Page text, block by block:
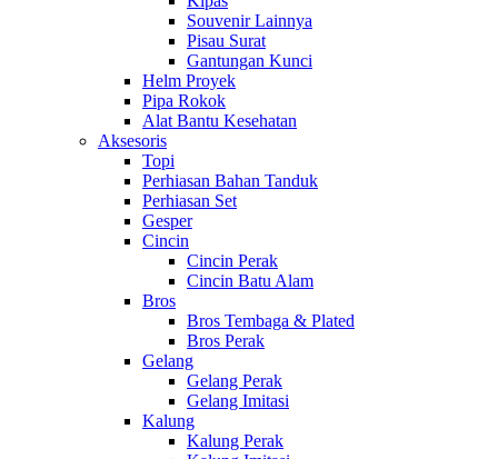
Souvenir Lainnya
Pisau Surat
Gantungan Kunci
Helm Proyek
Pipa Rokok
Alat Bantu Kesehatan
Aksesoris
Topi
Perhiasan Bahan Tanduk
Perhiasan Set
Gesper
Cincin
Cincin Perak
Cincin Batu Alam
Bros
Bros Tembaga & Plated
Bros Perak
Gelang
Gelang Perak
Gelang Imitasi
Kalung
Kalung Perak